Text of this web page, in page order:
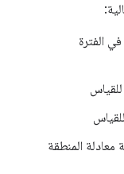
الفترة
المنطقة